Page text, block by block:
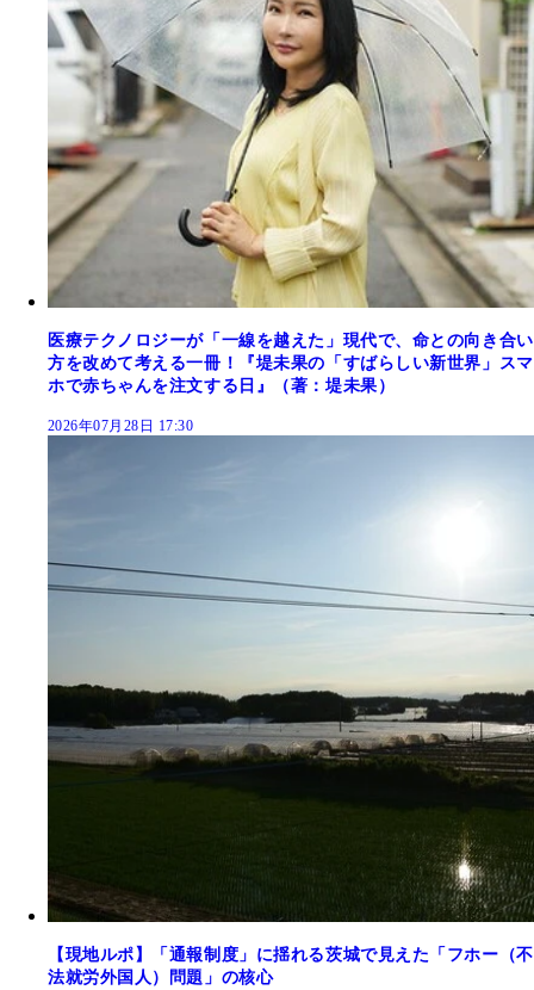
医療テクノロジーが「一線を越えた」現代で、命との向き合い
方を改めて考える一冊！『堤未果の「すばらしい新世界」スマ
ホで赤ちゃんを注文する日』（著：堤未果）
2026年07月28日 17:30
【現地ルポ】「通報制度」に揺れる茨城で見えた「フホー（不
法就労外国人）問題」の核心